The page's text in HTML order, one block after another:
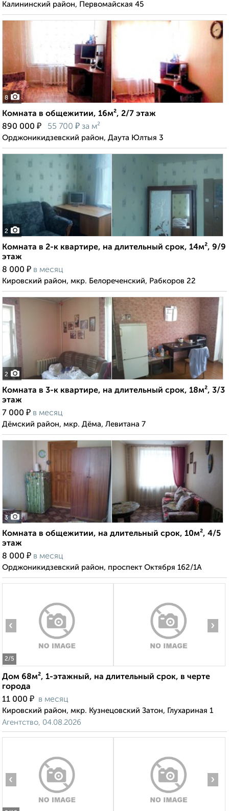
Калининский район, Первомайская 45
8
Комната в общежитии, 16м², 2/7 этаж
890 000 ₽ 55 700 ₽ за м²
Орджоникидзевский район, Даута Юлтыя 3
2
Комната в 2-к квартире, на длительный срок, 14м², 9/9
этаж
8 000 ₽ в месяц
Кировский район, мкр. Белореченский, Рабкоров 22
2
Комната в 3-к квартире, на длительный срок, 18м², 3/3
этаж
7 000 ₽ в месяц
Дёмский район, мкр. Дёма, Левитана 7
3
Комната в общежитии, на длительный срок, 10м², 4/5
этаж
8 000 ₽ в месяц
Орджоникидзевский район, проспект Октября 162/1А
2/5
‹ ›
Дом 68м², 1-этажный, на длительный срок, в черте
города
11 000 ₽ в месяц
Кировский район, мкр. Кузнецовский Затон, Глухариная 1
Агентство, 04.08.2026
‹ ›